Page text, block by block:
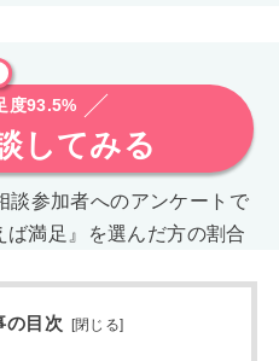
度93.5%
してみる
参加者へのアンケートで
ば満足』を選んだ方の割合
の目次 [閉じる]